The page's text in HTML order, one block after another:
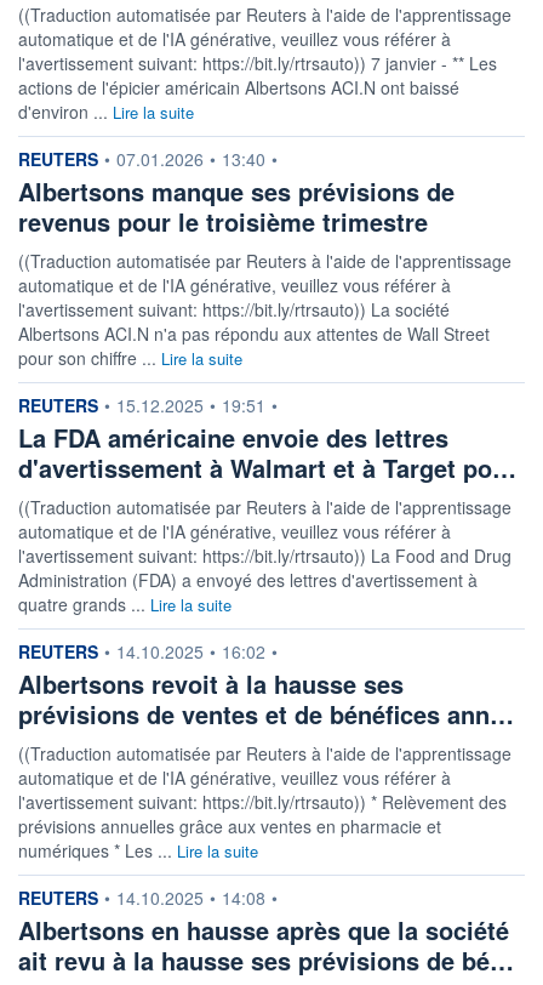
((Traduction automatisée par Reuters à l'aide de l'apprentissage
automatique et de l'IA générative, veuillez vous référer à
l'avertissement suivant: https://bit.ly/rtrsauto)) 7 janvier - ** Les
actions de l'épicier américain Albertsons ACI.N ont baissé
d'environ ... Lire la suite
information fournie par
REUTERS • 07.01.2026 • 13:40 •
Albertsons manque ses prévisions de
revenus pour le troisième trimestre
((Traduction automatisée par Reuters à l'aide de l'apprentissage
automatique et de l'IA générative, veuillez vous référer à
l'avertissement suivant: https://bit.ly/rtrsauto)) La société
Albertsons ACI.N n'a pas répondu aux attentes de Wall Street
pour son chiffre ... Lire la suite
information fournie par
REUTERS • 15.12.2025 • 19:51 •
La FDA américaine envoie des lettres
d'avertissement à Walmart et à Target po…
((Traduction automatisée par Reuters à l'aide de l'apprentissage
automatique et de l'IA générative, veuillez vous référer à
l'avertissement suivant: https://bit.ly/rtrsauto)) La Food and Drug
Administration (FDA) a envoyé des lettres d'avertissement à
quatre grands ... Lire la suite
information fournie par
REUTERS • 14.10.2025 • 16:02 •
Albertsons revoit à la hausse ses
prévisions de ventes et de bénéfices ann…
((Traduction automatisée par Reuters à l'aide de l'apprentissage
automatique et de l'IA générative, veuillez vous référer à
l'avertissement suivant: https://bit.ly/rtrsauto)) * Relèvement des
prévisions annuelles grâce aux ventes en pharmacie et
numériques * Les ... Lire la suite
information fournie par
REUTERS • 14.10.2025 • 14:08 •
Albertsons en hausse après que la société
ait revu à la hausse ses prévisions de bé…